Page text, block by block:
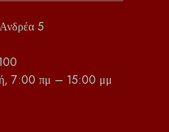
5
7:00 πμ – 15:00 μμ